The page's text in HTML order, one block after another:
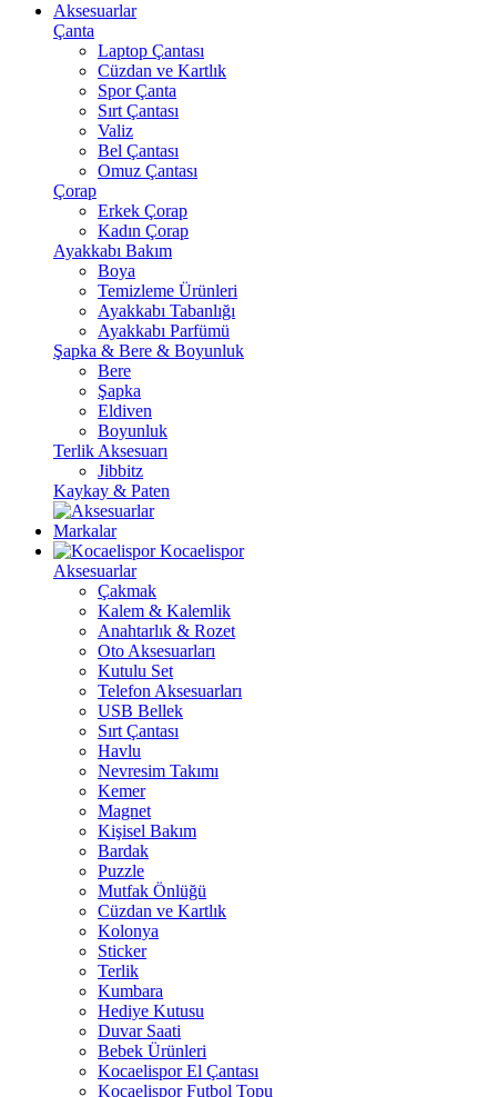
Aksesuarlar
Çanta
Laptop Çantası
Cüzdan ve Kartlık
Spor Çanta
Sırt Çantası
Valiz
Bel Çantası
Omuz Çantası
Çorap
Erkek Çorap
Kadın Çorap
Ayakkabı Bakım
Boya
Temizleme Ürünleri
Ayakkabı Tabanlığı
Ayakkabı Parfümü
Şapka & Bere & Boyunluk
Bere
Şapka
Eldiven
Boyunluk
Terlik Aksesuarı
Jibbitz
Kaykay & Paten
Markalar
Kocaelispor
Aksesuarlar
Çakmak
Kalem & Kalemlik
Anahtarlık & Rozet
Oto Aksesuarları
Kutulu Set
Telefon Aksesuarları
USB Bellek
Sırt Çantası
Havlu
Nevresim Takımı
Kemer
Magnet
Kişisel Bakım
Bardak
Puzzle
Mutfak Önlüğü
Cüzdan ve Kartlık
Kolonya
Sticker
Terlik
Kumbara
Hediye Kutusu
Duvar Saati
Bebek Ürünleri
Kocaelispor El Çantası
Kocaelispor Futbol Topu